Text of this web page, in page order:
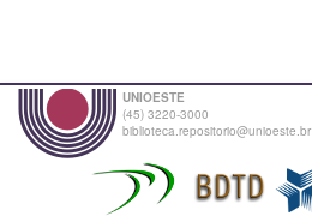
UNIOESTE
(45) 3220-3000
biblioteca.repositorio@unioeste.br